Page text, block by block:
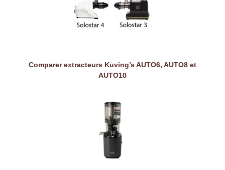
Comparer extracteurs Kuving’s AUTO6, AUTO8 et
AUTO10